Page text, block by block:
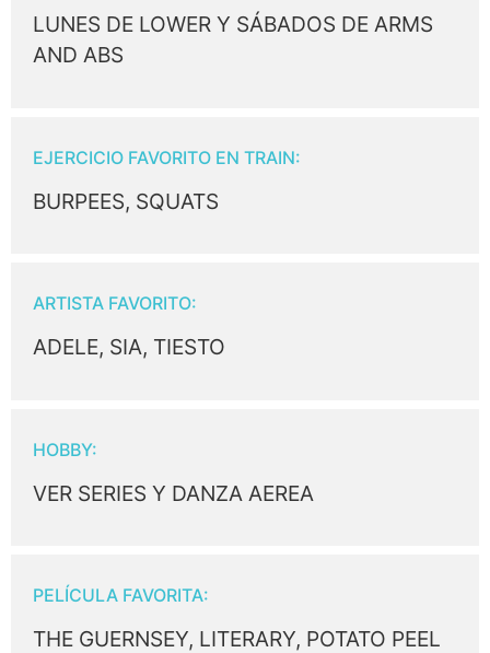
LUNES DE LOWER Y SÁBADOS DE ARMS
AND ABS
EJERCICIO FAVORITO EN TRAIN:
BURPEES, SQUATS
ARTISTA FAVORITO:
ADELE, SIA, TIESTO
HOBBY:
VER SERIES Y DANZA AEREA
PELÍCULA FAVORITA:
THE GUERNSEY, LITERARY, POTATO PEEL